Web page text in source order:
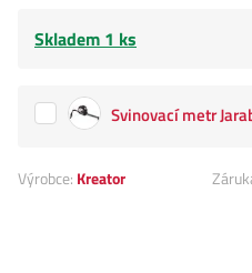
Skladem 1 ks
Svinovací metr
Výrobce: Kreator